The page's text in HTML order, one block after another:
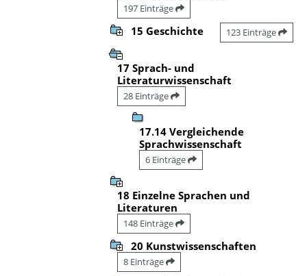
197 Einträge
15 Geschichte 123 Einträge
17 Sprach- und
Literaturwissenschaft
28 Einträge
17.14 Vergleichende
Sprachwissenschaft
6 Einträge
18 Einzelne Sprachen und
Literaturen
148 Einträge
20 Kunstwissenschaften
8 Einträge